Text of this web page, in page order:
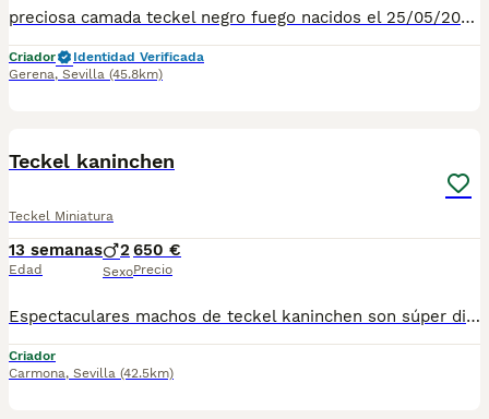
preciosa camada teckel negro fuego nacidos el 25/05/2026 desparacitados interna externamente revisión veterinaria vacunación al día cartilla de vacunación, dóciles y nobles criados en ambiente familiar listos para entrega fotos vídeos wasap 699269293 1 machos 550€ 1 hembras 650€ 1macho 400€ 1 hembra 400€
Criador
Identidad Verificada
Gerena, Sevilla (45.8km)
Teckel kaninchen
Teckel Miniatura
13 semanas
Edad
2
Sexo
650 €
Precio
Espectaculares machos de teckel kaninchen son súper diminutos, criados en ambiente familiar se entregan vacunados y desparasitados ñ, posibilidad de enviar a cualquier punto de España
Criador
Carmona, Sevilla (42.5km)